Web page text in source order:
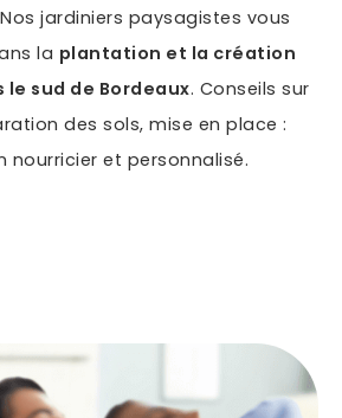
jardiniers paysagistes vous
la plantation et la création
sud de Bordeaux. Conseils sur
des sols, mise en place :
nourricier et personnalisé.
formulaire, j'accepte que les
soient exploitées dans le cadre
*